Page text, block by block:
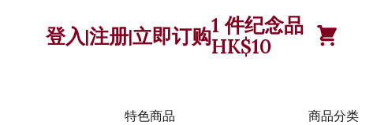
登入|注册|立即订购1 件纪念品
HK$10
特色商品 商品分类